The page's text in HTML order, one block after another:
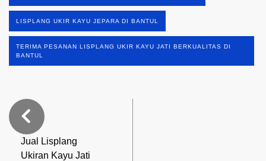
LISPLANG UKIR KAYU JEPARA DI BANTUL
TERIMA PESANAN LISPLANG UKIR KAYU JATI BERKUALITAS DI
BANTUL
Jual Lisplang
Ukiran Kayu Jati